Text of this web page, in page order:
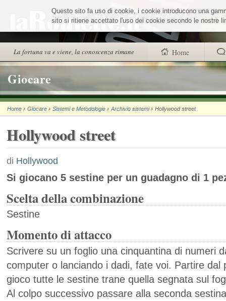
alla
navigazioneLa fortuna va e viene, la conoscenza rimane Home
trovi anche
Chi siamo
Wheel Quiz
Giocare
Questo sito fa uso di cookie, i cookie introducono una
sito si ritiene accettato l'uso dei cookie secondo le nostre
Home ›Giocare ›Sistemi e Metodologie ›Archivio sistemi ›Hollywood street
Hollywood street
di Hollywood
Si giocano 5 sestine per un guadagno di 1
Scelta della combinazione
Sestine
Momento di attacco
Scrivere su un foglio una cinquantina di numeri
computer o lanciando i dadi, fate voi. Partire dal
gioco tutte le sestine trane quella segnata sul
Al colpo successivo passare alla seconda